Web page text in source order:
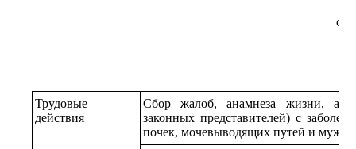
Трудовые
действия
Сбор жалоб, анамнеза жизни,
законных представителей) с
почек, мочевыводящих путей и